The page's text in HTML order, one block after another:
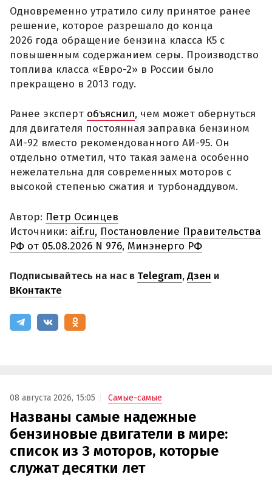
Одновременно утратило силу принятое ранее
решение, которое разрешало до конца
2026 года обращение бензина класса К5 с
повышенным содержанием серы. Производство
топлива класса «Евро-2» в России было
прекращено в 2013 году.
Ранее эксперт объяснил, чем может обернуться
для двигателя постоянная заправка бензином
АИ-92 вместо рекомендованного АИ-95. Он
отдельно отметил, что такая замена особенно
нежелательна для современных моторов с
высокой степенью сжатия и турбонаддувом.
Автор: Петр Осинцев
Источники: aif.ru, Постановление Правительства
РФ от 05.08.2026 N 976, Минэнерго РФ
Подписывайтесь на нас в Telegram,Дзен и
ВКонтакте
08 августа 2026, 15:05 Самые-самые
Названы самые надежные
бензиновые двигатели в мире:
список из 3 моторов, которые
служат десятки лет